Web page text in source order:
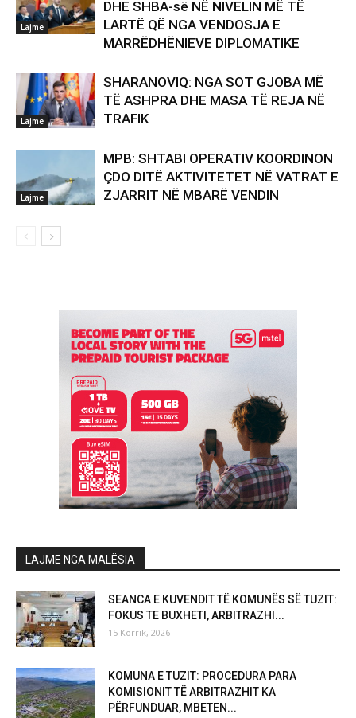
Lajme
DHE SHBA-së NË NIVELIN MË TË
LARTË QË NGA VENDOSJA E
MARRËDHËNIEVE DIPLOMATIKE
Lajme
SHARANOVIQ: NGA SOT GJOBA MË
TË ASHPRA DHE MASA TË REJA NË
TRAFIK
Lajme
MPB: SHTABI OPERATIV KOORDINON
ÇDO DITË AKTIVITETET NË VATRAT E
ZJARRIT NË MBARË VENDIN
LAJME NGA MALËSIA
SEANCA E KUVENDIT TË KOMUNËS SË TUZIT:
FOKUS TE BUXHETI, ARBITRAZHI...
15 Korrik, 2026
KOMUNA E TUZIT: PROCEDURA PARA
KOMISIONIT TË ARBITRAZHIT KA
PËRFUNDUAR, MBETEN...